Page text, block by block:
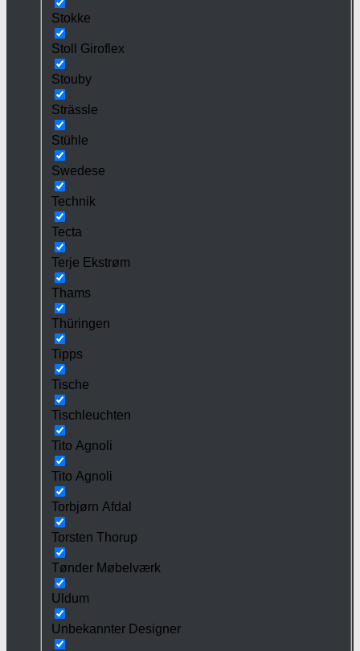
Stokke
Stoll Giroflex
Stouby
Strässle
Stühle
Swedese
Technik
Tecta
Terje Ekstrøm
Thams
Thüringen
Tipps
Tische
Tischleuchten
Tito Agnoli
Tito Agnoli
Torbjørn Afdal
Torsten Thorup
Tønder Møbelværk
Uldum
Unbekannter Designer